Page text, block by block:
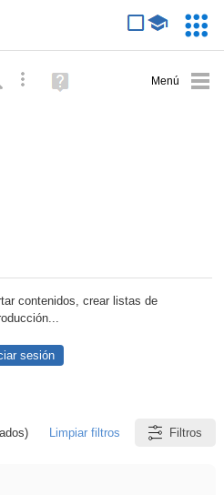
Búsqueda avanzada
Ayuda
(en
contenidos, crear listas de
sesión
Limpiar filtros Filtros